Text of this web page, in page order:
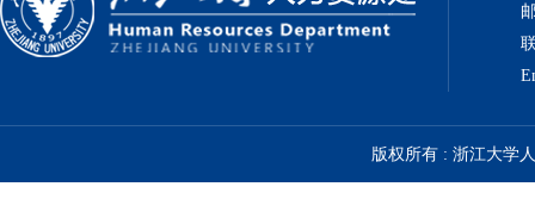
版权所有 : 浙江大